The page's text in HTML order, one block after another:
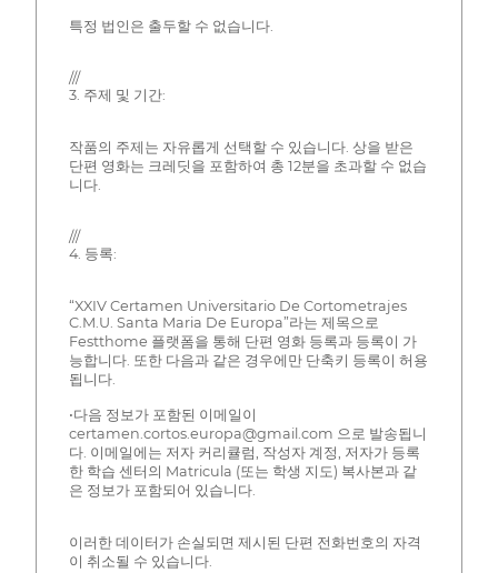
특정 법인은 출두할 수 없습니다.
///
3. 주제 및 기간:
작품의 주제는 자유롭게 선택할 수 있습니다. 상을 받은
단편 영화는 크레딧을 포함하여 총 12분을 초과할 수 없습
니다.
///
4. 등록:
“XXIV Certamen Universitario De Cortometrajes
C.M.U. Santa Maria De Europa”라는 제목으로
Festthome 플랫폼을 통해 단편 영화 등록과 등록이 가
능합니다. 또한 다음과 같은 경우에만 단축키 등록이 허용
됩니다.
•다음 정보가 포함된 이메일이
certamen.cortos.europa@gmail.com 으로 발송됩니
다. 이메일에는 저자 커리큘럼, 작성자 계정, 저자가 등록
한 학습 센터의 Matricula (또는 학생 지도) 복사본과 같
은 정보가 포함되어 있습니다.
이러한 데이터가 손실되면 제시된 단편 전화번호의 자격
이 취소될 수 있습니다.